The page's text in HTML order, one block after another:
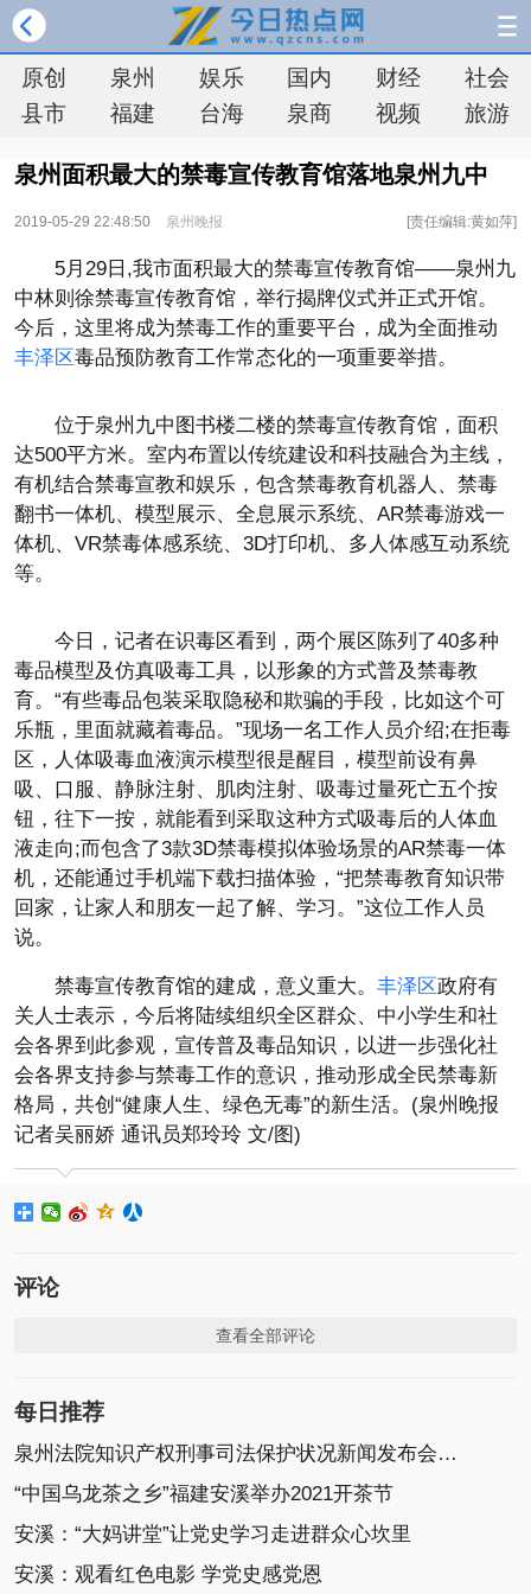
原创 泉州 娱乐 国内 财经
社会
县市
福建 台海 泉商 视频 旅游
泉州面积最大的禁毒宣传教育馆落地泉州九中
2019-05-29 22:48:50 泉州晚报 [责任编辑:黄如萍]
5月29日,我市面积最大的禁毒宣传教育馆——泉州九
中林则徐禁毒宣传教育馆，举行揭牌仪式并正式开馆。
今后，这里将成为禁毒工作的重要平台，成为全面推动
丰泽区毒品预防教育工作常态化的一项重要举措。
位于泉州九中图书楼二楼的禁毒宣传教育馆，面积
达500平方米。室内布置以传统建设和科技融合为主线，
有机结合禁毒宣教和娱乐，包含禁毒教育机器人、禁毒
翻书一体机、模型展示、全息展示系统、AR禁毒游戏一
体机、VR禁毒体感系统、3D打印机、多人体感互动系统
等。
今日，记者在识毒区看到，两个展区陈列了40多种
毒品模型及仿真吸毒工具，以形象的方式普及禁毒教
育。“有些毒品包装采取隐秘和欺骗的手段，比如这个可
乐瓶，里面就藏着毒品。”现场一名工作人员介绍;在拒毒
区，人体吸毒血液演示模型很是醒目，模型前设有鼻
吸、口服、静脉注射、肌肉注射、吸毒过量死亡五个按
钮，往下一按，就能看到采取这种方式吸毒后的人体血
液走向;而包含了3款3D禁毒模拟体验场景的AR禁毒一体
机，还能通过手机端下载扫描体验，“把禁毒教育知识带
回家，让家人和朋友一起了解、学习。”这位工作人员
说。
禁毒宣传教育馆的建成，意义重大。 丰泽区政府有
关人士表示，今后将陆续组织全区群众、中小学生和社
会各界到此参观，宣传普及毒品知识，以进一步强化社
会各界支持参与禁毒工作的意识，推动形成全民禁毒新
格局，共创“健康人生、绿色无毒”的新生活。(泉州晚报
记者吴丽娇 通讯员郑玲玲 文/图)
评论
查看全部评论
每日推荐
泉州法院知识产权刑事司法保护状况新闻发布会召开
“中国乌龙茶之乡”福建安溪举办2021开茶节
安溪：“大妈讲堂”让党史学习走进群众心坎里
安溪：观看红色电影 学党史感党恩